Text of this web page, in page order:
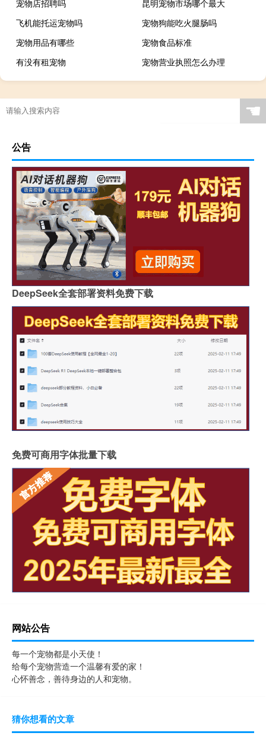
宠物店招聘吗
昆明宠物市场哪个最大
飞机能托运宠物吗
宠物狗能吃火腿肠吗
宠物用品有哪些
宠物食品标准
有没有租宠物
宠物营业执照怎么办理
☚
公告
DeepSeek全套部署资料免费下载
免费可商用字体批量下载
网站公告
每一个宠物都是小天使！
给每个宠物营造一个温馨有爱的家！
心怀善念，善待身边的人和宠物。
猜你想看的文章